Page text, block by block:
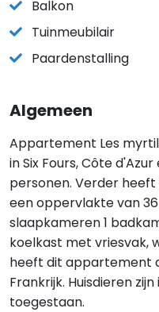
Balkon
Tuinmeubilair
Paardenstalling
Algemeen
Appartement Les
in Six Fours, Côte
personen. Verder
een oppervlakte van
slaapkameren 1
koelkast met vriesvak,
heeft dit appartement
Frankrijk. Huisdieren
toegestaan.